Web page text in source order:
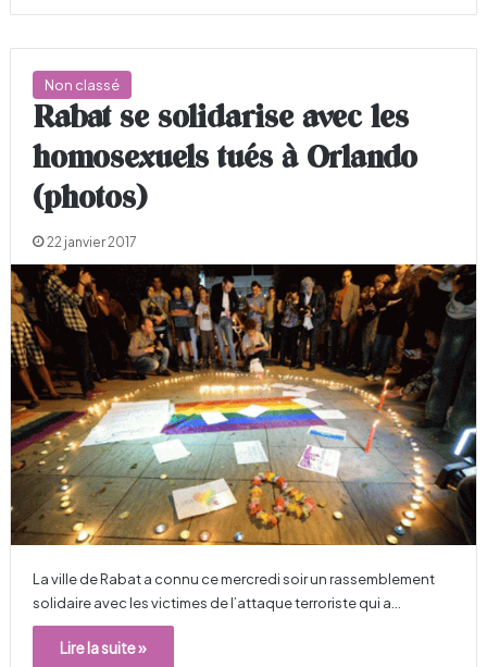
Non classé
Rabat se solidarise avec les
homosexuels tués à Orlando
(photos)
22 janvier 2017
La ville de Rabat a connu ce mercredi soir un rassemblement
solidaire avec les victimes de l’attaque terroriste qui a…
Lire la suite »